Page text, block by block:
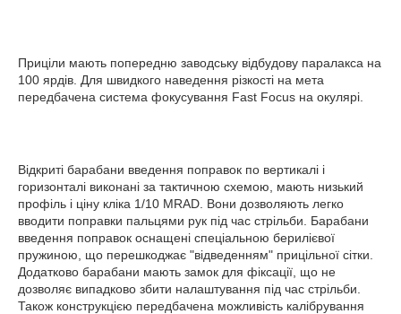
Приціли мають попередню заводську відбудову паралакса на
100 ярдів. Для швидкого наведення різкості на мета
передбачена система фокусування Fast Focus на окулярі.
Відкриті барабани введення поправок по вертикалі і
горизонталі виконані за тактичною схемою, мають низький
профіль і ціну кліка 1/10 MRAD. Вони дозволяють легко
вводити поправки пальцями рук під час стрільби. Барабани
введення поправок оснащені спеціальною берилієвої
пружиною, що перешкоджає "відведенням" прицільної сітки.
Додатково барабани мають замок для фіксації, що не
дозволяє випадково збити налаштування під час стрільби.
Також конструкцією передбачена можливість калібрування